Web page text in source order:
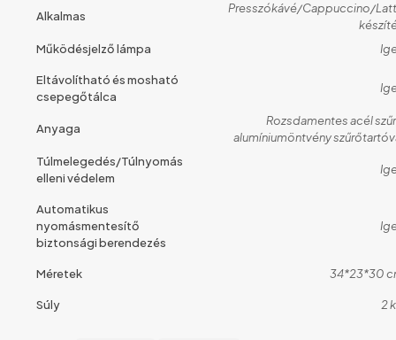
Alkalmas
Presszókávé/Cappuccino/
Működésjelző lámpa
Eltávolítható és mosható
csepegőtálca
Anyaga
Rozsdamentes acél
alumíniumöntvény
Túlmelegedés/Túlnyomás
elleni védelem
Automatikus
nyomásmentesítő
biztonsági berendezés
Méretek 34*23*30
Súly 2